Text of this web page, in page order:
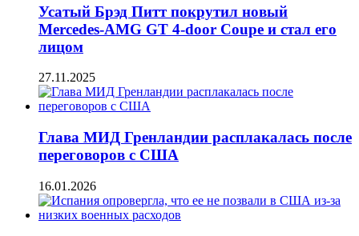
Усатый Брэд Питт покрутил новый
Mercedes-AMG GT 4-door Coupe и стал его
лицом
27.11.2025
Глава МИД Гренландии расплакалась после
переговоров с США
16.01.2026